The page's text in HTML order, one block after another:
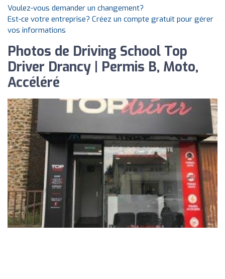
Voulez-vous demander un changement?
Est-ce votre entreprise? Créez un compte gratuit pour gérer
vos informations
Photos de Driving School Top
Driver Drancy | Permis B, Moto,
Accéléré